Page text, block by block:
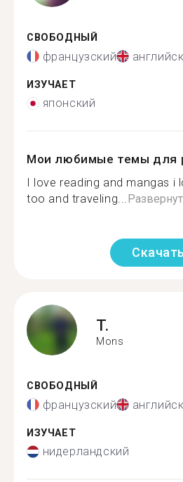
СВОБОДНЫЙ
французский
ИЗУЧАЕТ
японский
Мои любимые темы для
I love reading and mangas i
too and traveling...
T.
Mons
СВОБОДНЫЙ
французский
ИЗУЧАЕТ
нидерландский